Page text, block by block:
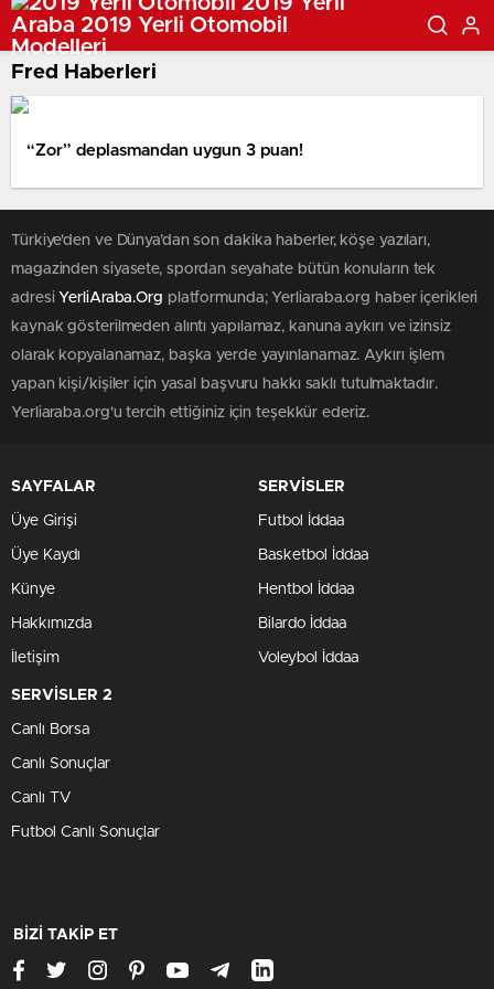
Fred Haberleri
“Zor” deplasmandan uygun 3 puan!
Türkiye'den ve Dünya’dan son dakika haberler, köşe yazıları,
magazinden siyasete, spordan seyahate bütün konuların tek
adresi YerliAraba.Org platformunda; Yerliaraba.org haber içerikleri
kaynak gösterilmeden alıntı yapılamaz, kanuna aykırı ve izinsiz
olarak kopyalanamaz, başka yerde yayınlanamaz. Aykırı işlem
yapan kişi/kişiler için yasal başvuru hakkı saklı tutulmaktadır.
Yerliaraba.org'u tercih ettiğiniz için teşekkür ederiz.
SAYFALAR
Üye Girişi
Üye Kaydı
Künye
Hakkımızda
İletişim
SERVİSLER
Futbol İddaa
Basketbol İddaa
Hentbol İddaa
Bilardo İddaa
Voleybol İddaa
SERVİSLER 2
Canlı Borsa
Canlı Sonuçlar
Canlı TV
Futbol Canlı Sonuçlar
BİZİ TAKİP ET